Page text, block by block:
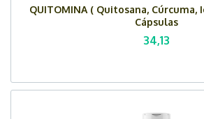
QUITOMINA ( Quitosana, Cúrcuma,
Cápsulas
34,13